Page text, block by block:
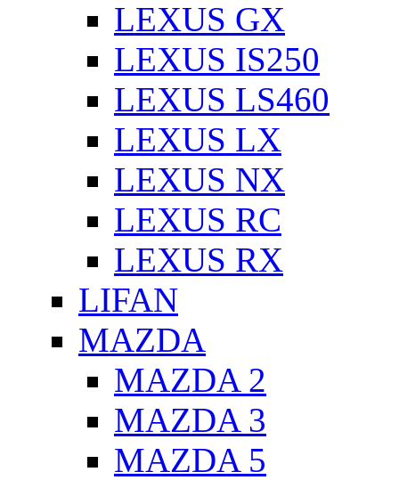
LEXUS GX
LEXUS IS250
LEXUS LS460
LEXUS LX
LEXUS NX
LEXUS RC
LEXUS RX
LIFAN
MAZDA
MAZDA 2
MAZDA 3
MAZDA 5